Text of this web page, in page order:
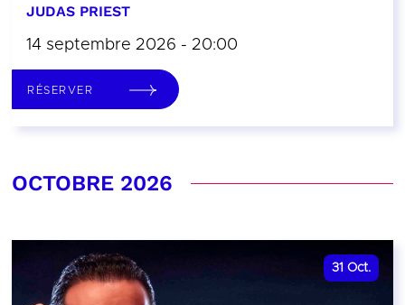
JUDAS PRIEST
14 septembre 2026 - 20:00
RÉSERVER
OCTOBRE 2026
31 Oct.